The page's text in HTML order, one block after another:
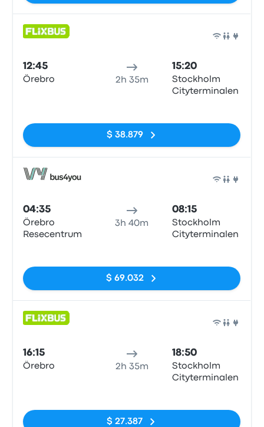
12:45
Örebro 2h 35m
15:20
Stockholm
Cityterminalen
$ 38.879
04:35
Örebro
Resecentrum
3h 40m
08:15
Stockholm
Cityterminalen
$ 69.032
16:15
Örebro 2h 35m
18:50
Stockholm
Cityterminalen
$ 27.387